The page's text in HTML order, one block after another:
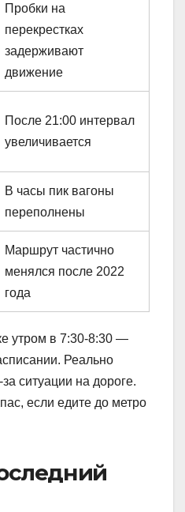
Пробки на
перекрестках
задерживают
движение
После 21:00 интервал
увеличивается
В часы пик вагоны
переполнены
Маршрут частично
менялся после 2022
года
утром в 7:30-8:30 —
Реально
ситуации на дороге.
если едите до метро